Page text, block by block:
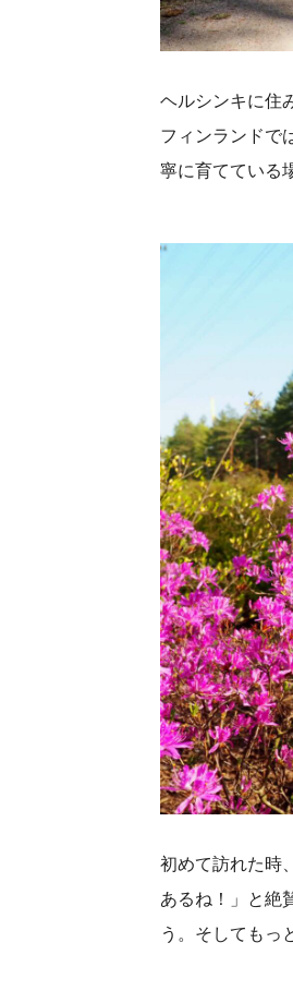
ヘルシンキに住
フィンランドで
寧に育てている
初めて訪れた時
あるね！」と絶
う。そしてもっ